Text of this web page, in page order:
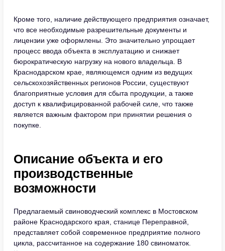
Кроме того, наличие действующего предприятия означает,
что все необходимые разрешительные документы и
лицензии уже оформлены. Это значительно упрощает
процесс ввода объекта в эксплуатацию и снижает
бюрократическую нагрузку на нового владельца. В
Краснодарском крае, являющемся одним из ведущих
сельскохозяйственных регионов России, существуют
благоприятные условия для сбыта продукции, а также
доступ к квалифицированной рабочей силе, что также
является важным фактором при принятии решения о
покупке.
Описание объекта и его
производственные
возможности
Предлагаемый свиноводческий комплекс в Мостовском
районе Краснодарского края, станице Переправной,
представляет собой современное предприятие полного
цикла, рассчитанное на содержание 180 свиноматок.